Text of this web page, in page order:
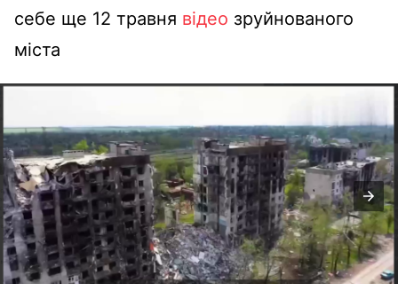
себе ще 12 травня відео зруйнованого
міста